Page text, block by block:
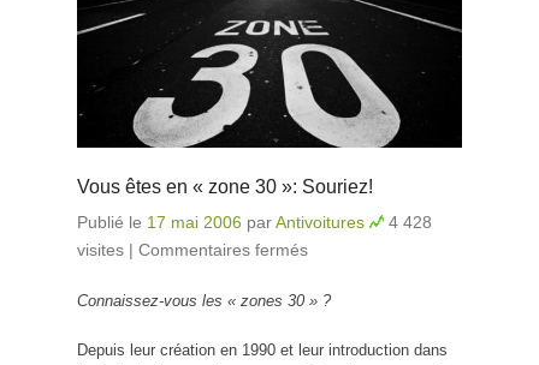
Vous êtes en « zone 30 »: Souriez!
Publié le 17 mai 2006 parAntivoitures
4 428
visites | Commentaires fermés
Connaissez-vous les « zones 30 » ?
Depuis leur création en 1990 et leur introduction dans